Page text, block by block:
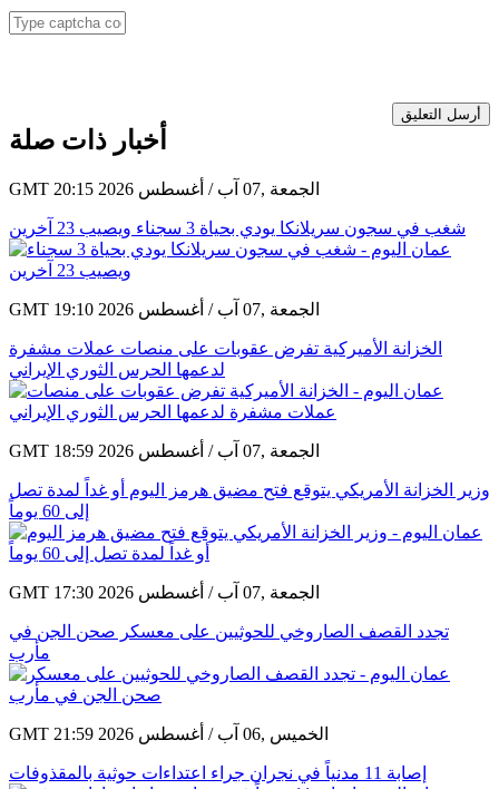
أرسل التعليق
أخبار ذات صلة
GMT 20:15 2026 الجمعة ,07 آب / أغسطس
شغب في سجون سريلانكا يودي بحياة 3 سجناء ويصيب 23 آخرين
GMT 19:10 2026 الجمعة ,07 آب / أغسطس
الخزانة الأميركية تفرض عقوبات على منصات عملات مشفرة
لدعمها الحرس الثوري الإيراني
GMT 18:59 2026 الجمعة ,07 آب / أغسطس
وزير الخزانة الأمريكي يتوقع فتح مضيق هرمز اليوم أو غداً لمدة تصل
إلى 60 يوماً
GMT 17:30 2026 الجمعة ,07 آب / أغسطس
تجدد القصف الصاروخي للحوثيين على معسكر صحن الجن في
مأرب
GMT 21:59 2026 الخميس ,06 آب / أغسطس
إصابة 11 مدنياً في نجران جراء اعتداءات حوثية بالمقذوفات